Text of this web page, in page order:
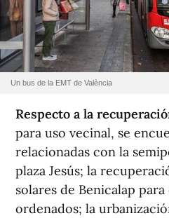
Un bus de la EMT de València
Respecto a la
para uso vecinal, se
relacionadas con la
plaza Jesús; la
solares de Benicalap
ordenados; la